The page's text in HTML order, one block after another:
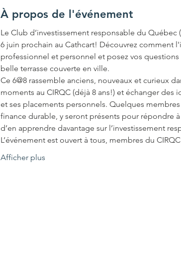
À propos de l'événement
Le Club d’investissement responsable du
6 juin prochain au Cathcart! D﻿écouvrez comment
professionnel et personnel et posez vos
belle terrasse couverte en ville.
Ce 6@8 rassemble anciens, nouveaux et curieux
moments au CIRQC (déjà 8 ans!) et échanger des
et ses placements personnels. Quelques
finance durable, y seront présents pour répondre
d’en apprendre davantage sur l’investissement
L’événement est ouvert à tous, membres du
Afficher plus